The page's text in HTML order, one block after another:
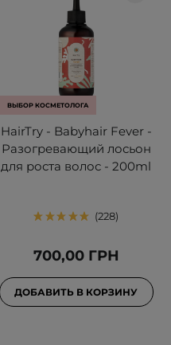
ВЫБОР КОСМЕТОЛОГА
HairTry - Babyhair Fever -
Разогревающий лосьон
для роста волос - 200ml
228
700,00 ГРН
ДОБАВИТЬ В КОРЗИНУ